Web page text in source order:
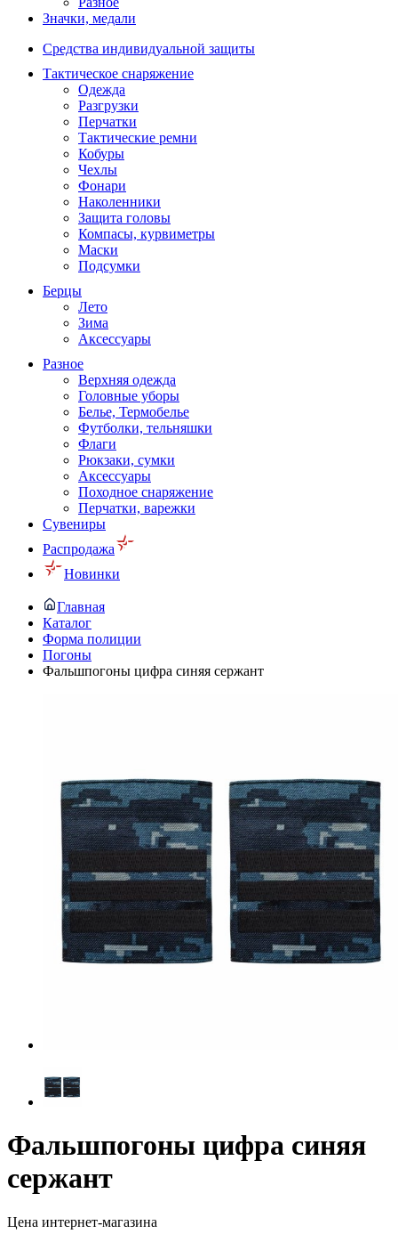
Значки, медали
Средства индивидуальной защиты
Тактическое снаряжение
Одежда
Разгрузки
Перчатки
Тактические ремни
Кобуры
Чехлы
Фонари
Наколенники
Защита головы
Компасы, курвиметры
Маски
Подсумки
Берцы
Лето
Зима
Аксессуары
Разное
Верхняя одежда
Головные уборы
Белье, Термобелье
Футболки, тельняшки
Флаги
Рюкзаки, сумки
Аксессуары
Походное снаряжение
Перчатки, варежки
Сувениры
Распродажа
Новинки
Главная
Каталог
Форма полиции
Погоны
Фальшпогоны цифра синяя сержант
Фальшпогоны цифра синяя
сержант
Цена интернет-магазина